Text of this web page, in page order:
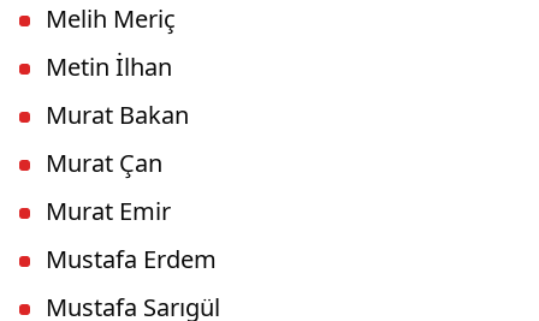
Melih Meriç
Metin İlhan
Murat Bakan
Murat Çan
Murat Emir
Mustafa Erdem
Mustafa Sarıgül